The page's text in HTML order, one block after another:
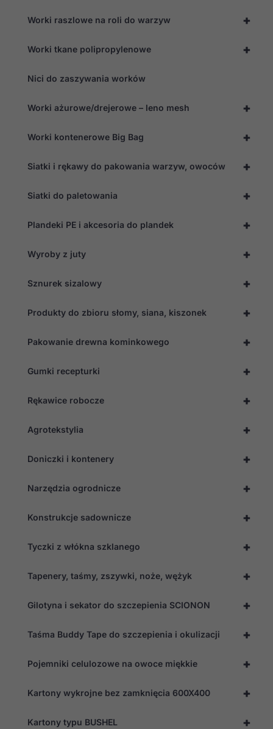
+
Worki raszlowe na roli do warzyw
+
Worki tkane polipropylenowe
Nici do zaszywania worków
+
Worki ażurowe/drejerowe – leno mesh
+
Worki kontenerowe Big Bag
+
Siatki i rękawy do pakowania warzyw, owoców
+
Siatki do paletowania
+
Plandeki PE i akcesoria do plandek
+
Wyroby z juty
+
Sznurek sizalowy
+
Produkty do zbioru słomy, siana, kiszonek
+
Pakowanie drewna kominkowego
+
Gumki recepturki
+
Rękawice robocze
+
Agrotekstylia
+
Doniczki i kontenery
+
Narzędzia ogrodnicze
+
Konstrukcje sadownicze
+
Tyczki z włókna szklanego
+
Tapenery, taśmy, zszywki, noże, wężyk
+
Gilotyna i sekator do szczepienia SCIONON
+
Taśma Buddy Tape do szczepienia i okulizacji
+
Pojemniki celulozowe na owoce miękkie
+
Kartony wykrojne bez zamknięcia 600X400
+
Kartony typu BUSHEL